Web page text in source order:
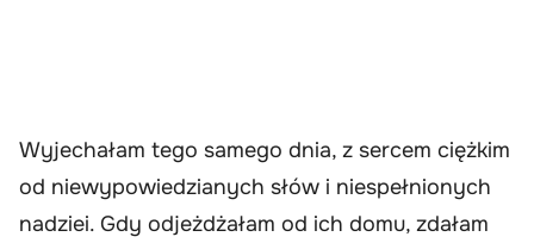
Wyjechałam tego samego dnia, z sercem ciężkim
od niewypowiedzianych słów i niespełnionych
nadziei. Gdy odjeżdżałam od ich domu, zdałam